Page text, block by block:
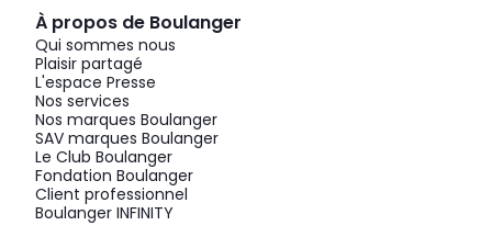
À propos de Boulanger
Qui sommes nous
Plaisir partagé
L'espace Presse
Nos services
Nos marques Boulanger
SAV marques Boulanger
Le Club Boulanger
Fondation Boulanger
Client professionnel
Boulanger INFINITY